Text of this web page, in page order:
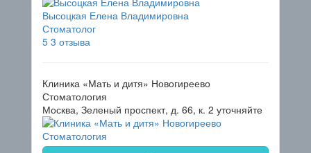
Высоцкая Елена Владимировна
Стоматолог
5 3 отзыва
Клиника «Мать и дитя» Новогиреево
Стоматология
Москва, Зеленый проспект, д. 66, к. 2 уточняйте